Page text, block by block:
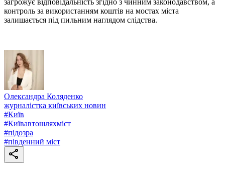
контроль за використанням коштів на мостах міста
залишається під пильним наглядом слідства.
Олександра Коляденко
журналістка київських новин
#Київ
#Київавтошляхміст
#підозра
#південний міст